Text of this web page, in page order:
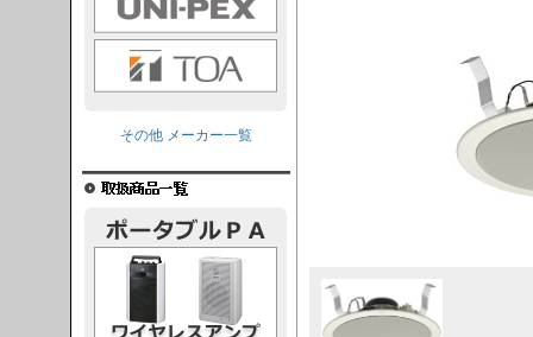
その他 メーカー一覧